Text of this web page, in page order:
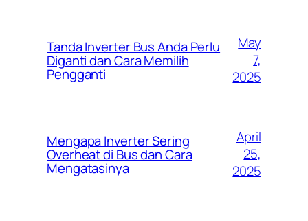
Tanda Inverter Bus Anda Perlu
Diganti dan Cara Memilih
Pengganti
May
7,
2025
Mengapa Inverter Sering
Overheat di Bus dan Cara
Mengatasinya
April
25,
2025